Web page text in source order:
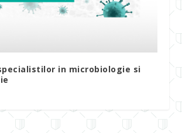
in microbiologie si